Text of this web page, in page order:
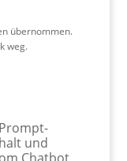
übernommen.
weg.
und